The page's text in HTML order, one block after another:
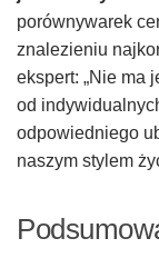
porównywarek
znalezieniu
ekspert: „Nie ma
od
odpowiedniego
naszym stylem